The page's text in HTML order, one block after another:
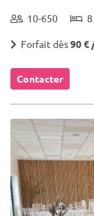
10-650
Forfait dès90 €
Contacter